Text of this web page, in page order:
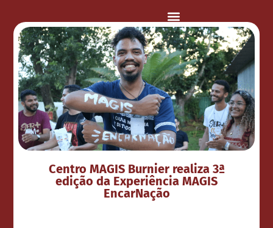
Centro MAGIS Burnier realiza 3ª
edição da Experiência MAGIS
EncarNação